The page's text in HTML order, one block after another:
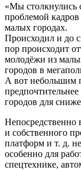
«Мы столкнулись
проблемой кадров
малых городах.
Происходил и до
пор происходит
молодёжи из
городов в
А вот небольшим
городов для
Непосредственно
и собственного
платформ и т. д.
особенно для
спецтехнике,